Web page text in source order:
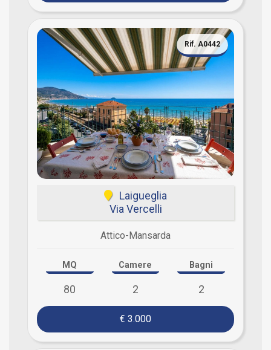
Rif. A0442
Laigueglia
Via Vercelli
Attico-Mansarda
MQ
80
Camere
2
Bagni
2
€ 3.000